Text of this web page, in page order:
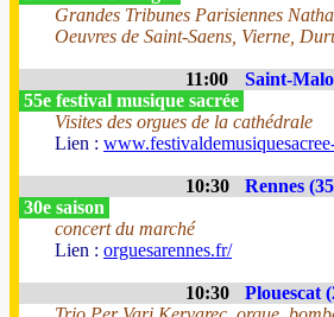
Grandes Tribunes Parisiennes
Oeuvres de Saint-Saens, Vierne,
11:00 Saint-
55e festival musique sacrée
Visites des orgues de la cathédrale
Lien :
10:30 Rennes
30e saison
concert du marché
Lien : orguesarennes.fr/
10:30 Plouescat